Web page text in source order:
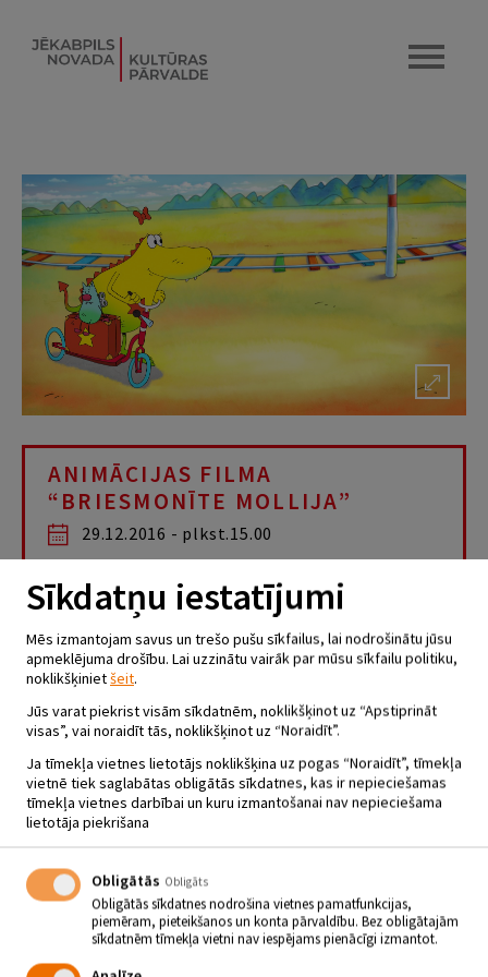
ANIMĀCIJAS FILMA
“BRIESMONĪTE MOLLIJA”
29.12.2016 - plkst.15.00
No 27. līdz 30. decembrim Jēkabpils Kino Mītnē pašiem
mazākajiem par prieku tiks demonstrēta animācijas filma
“Briesmonīte Mollija”. Sirsnīgs un aizraujošs stāsts par
to, kā briesmonīte Mollija gatavojas vecākās māsas
lomai.
Briesmonīte Mollija ir vienīgais un vismīļākais bērns Popo un Etnas
Briesmoņu ģimenē. Caurām dienām viņa priecīgi rotaļājas labi
pazīstamajā Briesmoņzemē kopā ar labāko draugu – uzvelkamo
rotaļlietu Edisonu. Briesmoņu mamma izdēj olu, kas tētim pacietīgi
jāperē, un Mollija saprot, ka gaidāmas lielas pārmaiņas. Gadu pēc
gada viņa bijusi ģimenes uzmanības centrā, bet tagad jāgatavojas
ģimenes pieaugumam un savai jaunajai vecākās māsiņas lomai.
tētim, turot to siltumā, saudzīgi jānogādā Olu salā, kur monstriņi nāk
pasaulē. Tētis un mamma dodas ceļā, bet Mollijai tas nav ļauts.
Nākamajā rītā pēc vecāku aizbraukšanas viņa ierauga, ka viņi steigā
aizmirsuši paņemt līdzi noadīto cepurīti. Mollija nolemj sekot
vecākiem pa pēdām, jo bērna galviņai jābūt siltumā. To zina katrs
briesmonis. Tā sākas briesmonītes Mollijas un viņas labākā drauga
Sīkdatņu iestatījumi
Mēs izmantojam savus un trešo pušu sīkfailus, lai nodrošinātu jūsu
apmeklējuma drošību. Lai uzzinātu vairāk par mūsu sīkfailu politiku,
noklikšķinietšeit.
Jūs varat piekrist visām sīkdatnēm, noklikšķinot uz “Apstiprināt
visas”, vai noraidīt tās, noklikšķinot uz “Noraidīt”.
Ja tīmekļa vietnes lietotājs noklikšķina uz pogas “Noraidīt”, tīmekļa
vietnē tiek saglabātas obligātās sīkdatnes, kas ir nepieciešamas
tīmekļa vietnes darbībai un kuru izmantošanai nav nepieciešama
lietotāja piekrišana
Obligātās Obligāts
Obligātās sīkdatnes nodrošina vietnes pamatfunkcijas,
piemēram, pieteikšanos un konta pārvaldību. Bez obligātajām
sīkdatnēm tīmekļa vietni nav iespējams pienācīgi izmantot.